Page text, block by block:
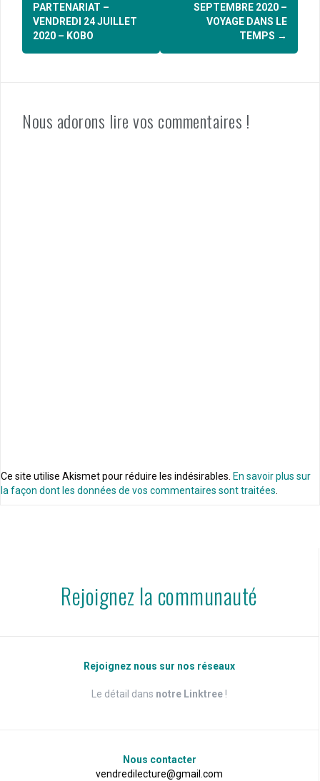
d'article
PARTENARIAT –
VENDREDI 24 JUILLET
2020 – KOBO
SEPTEMBRE 2020 –
VOYAGE DANS LE
TEMPS →
Nous adorons lire vos commentaires !
Ce site utilise Akismet pour réduire les indésirables. En savoir plus sur
la façon dont les données de vos commentaires sont traitées.
Rejoignez la communauté
Rejoignez nous sur nos réseaux
Le détail dans notre Linktree !
Nous contacter
vendredilecture@gmail.com